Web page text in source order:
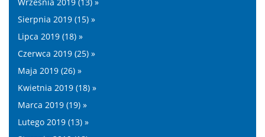
Sierpnia 2019 (15) »
Lipca 2019 (18) »
Czerwca 2019 (25) »
Maja 2019 (26) »
Kwietnia 2019 (18) »
Marca 2019 (19) »
Lutego 2019 (13) »